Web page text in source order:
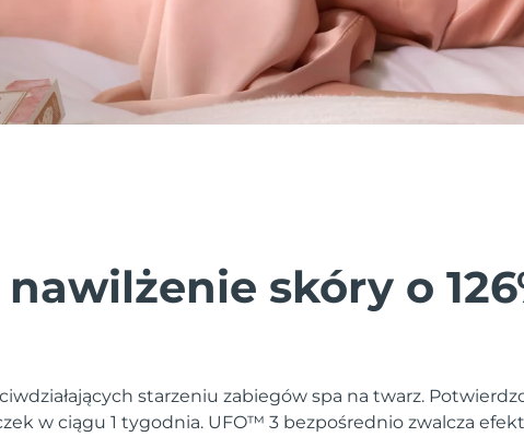
skóry o
starzeniu zabiegów spa na twarz.
w ciągu 1 tygodnia. UFO™ 3 bezpośrednio zwalcza